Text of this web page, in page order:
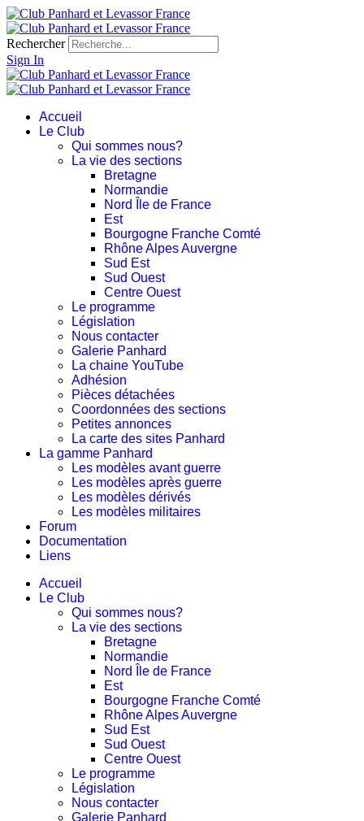
Rechercher
Sign In
Accueil
Le Club
Qui sommes nous?
La vie des sections
Bretagne
Normandie
Nord Île de France
Est
Bourgogne Franche Comté
Rhône Alpes Auvergne
Sud Est
Sud Ouest
Centre Ouest
Le programme
Législation
Nous contacter
Galerie Panhard
La chaine YouTube
Adhésion
Pièces détachées
Coordonnées des sections
Petites annonces
La carte des sites Panhard
La gamme Panhard
Les modèles avant guerre
Les modèles après guerre
Les modèles dérivés
Les modèles militaires
Forum
Documentation
Liens
Accueil
Le Club
Qui sommes nous?
La vie des sections
Bretagne
Normandie
Nord Île de France
Est
Bourgogne Franche Comté
Rhône Alpes Auvergne
Sud Est
Sud Ouest
Centre Ouest
Le programme
Législation
Nous contacter
Galerie Panhard